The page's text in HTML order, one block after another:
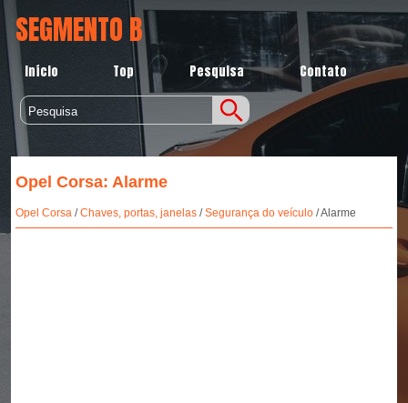
SEGMENTO B
Início Top Pesquisa Contato
Opel Corsa: Alarme
Opel Corsa/Chaves, portas, janelas/Segurança do veículo/ Alarme